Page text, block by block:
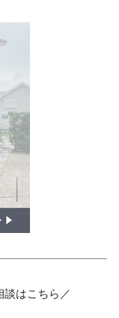
はこちら／